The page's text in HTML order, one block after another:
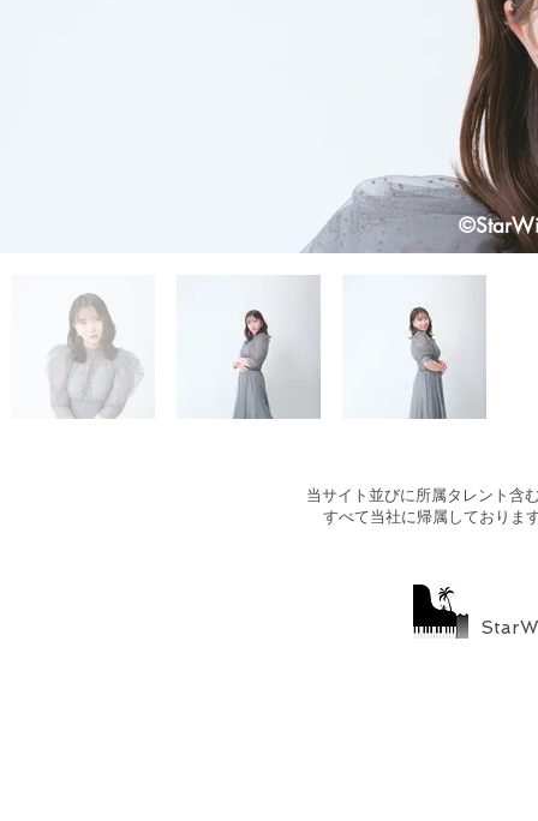
当サイト並びに所属タレント含
すべて当社に帰属しておりま